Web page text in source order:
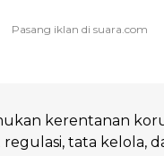
kerentanan
regulasi, tata kelola,